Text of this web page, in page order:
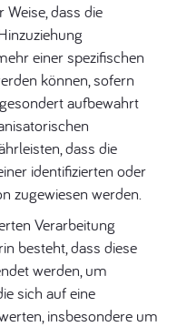
dass die
einer spezifischen
können, sofern
aufbewahrt
dass die
identifizierten oder
zugewiesen werden.
Verarbeitung
besteht, dass diese
werden, um
sich auf eine
insbesondere um